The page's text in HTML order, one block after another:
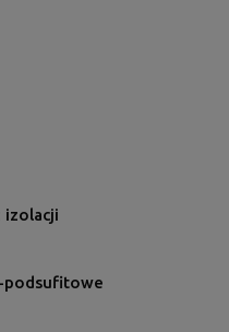
izolacji
podsufitowe